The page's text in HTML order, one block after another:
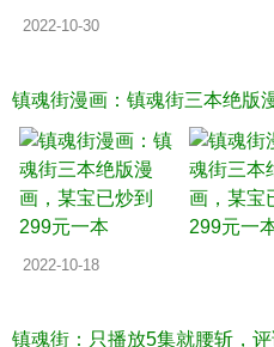
2022-10-30
镇魂街漫画：镇魂街三本绝版
2022-10-18
镇魂街：只播放5集就腰斩，